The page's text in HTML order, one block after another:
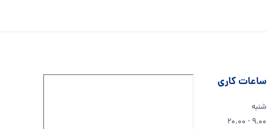
ساعات کاری
شنبه
9.00 - 20.00